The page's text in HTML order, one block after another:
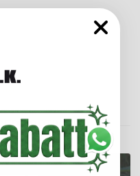
SORTIMENT